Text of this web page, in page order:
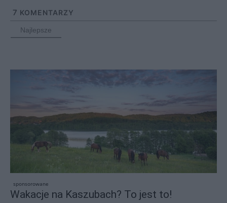
7 KOMENTARZY
Najlepsze
sponsorowane
Wakacje na Kaszubach? To jest to!